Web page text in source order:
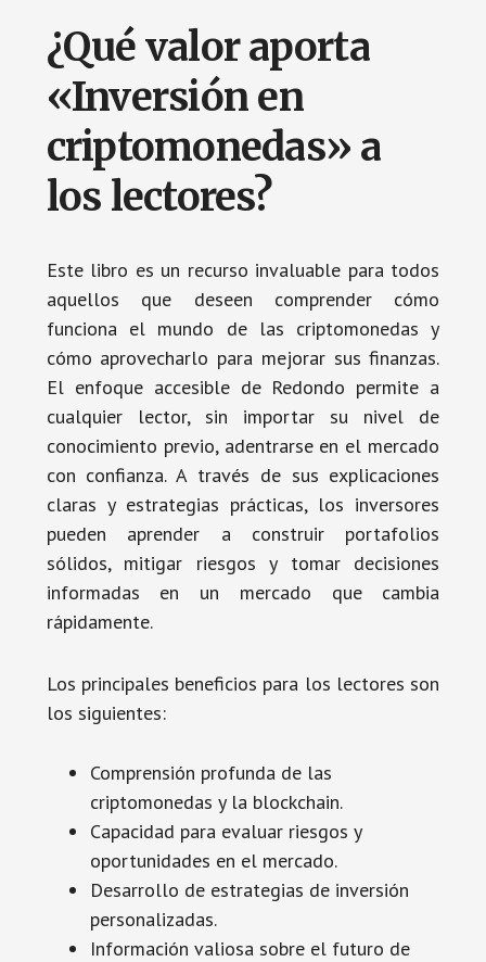
¿Qué valor aporta
«Inversión en
criptomonedas» a
los lectores?
Este libro es un recurso invaluable para todos
aquellos que deseen comprender cómo
funciona el mundo de las criptomonedas y
cómo aprovecharlo para mejorar sus finanzas.
El enfoque accesible de Redondo permite a
cualquier lector, sin importar su nivel de
conocimiento previo, adentrarse en el mercado
con confianza. A través de sus explicaciones
claras y estrategias prácticas, los inversores
pueden aprender a construir portafolios
sólidos, mitigar riesgos y tomar decisiones
informadas en un mercado que cambia
rápidamente.
Los principales beneficios para los lectores son
los siguientes:
Comprensión profunda de las
criptomonedas y la blockchain.
Capacidad para evaluar riesgos y
oportunidades en el mercado.
Desarrollo de estrategias de inversión
personalizadas.
Información valiosa sobre el futuro de